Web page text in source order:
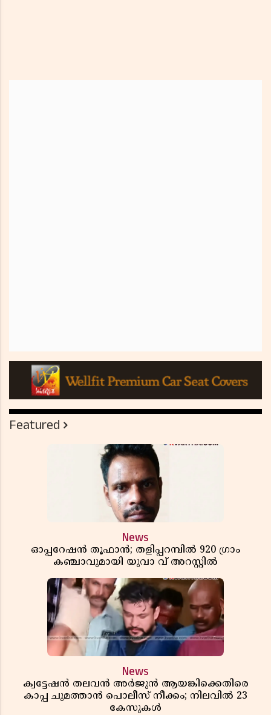
Featured
News
ഓപ്പറേഷൻ തൂഫാൻ; തളിപ്പറമ്പിൽ 920 ഗ്രാം
കഞ്ചാവുമായി യുവാ വ് അറസ്റ്റിൽ
News
ക്വട്ടേഷൻ തലവൻ അർജുൻ ആയങ്കിക്കെതിരെ
കാപ്പ ചുമത്താൻ പൊലീസ് നീക്കം; നിലവിൽ 23
കേസുകൾ